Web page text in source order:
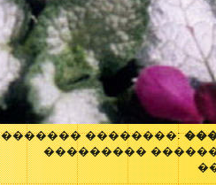
������� ��������:
���������